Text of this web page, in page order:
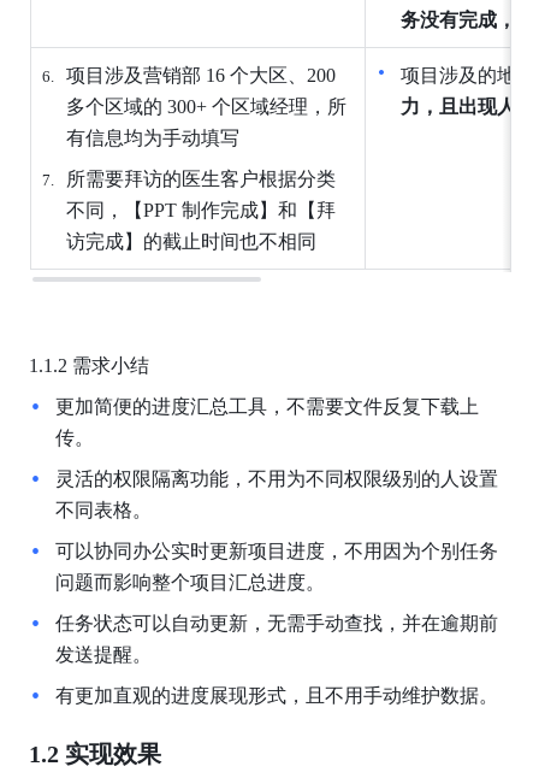
务没有完成，
项目涉及营销部 16 个大区、200
多个区域的 300+ 个区域经理，所
有信息均为手动填写
所需要拜访的医生客户根据分类
不同，【PPT 制作完成】和【拜
访完成】的截止时间也不相同
项目涉及的地
力，且出现人
1.1.2 需求小结
更加简便的进度汇总工具，不需要文件反复下载上
传。
灵活的权限隔离功能，不用为不同权限级别的人设置
不同表格。
可以协同办公实时更新项目进度，不用因为个别任务
问题而影响整个项目汇总进度。
任务状态可以自动更新，无需手动查找，并在逾期前
发送提醒。
有更加直观的进度展现形式，且不用手动维护数据。
1.2 实现效果